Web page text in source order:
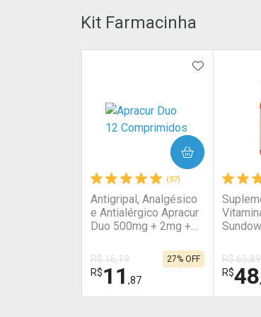
Kit Farmacinha
(37)
Antigripal, Analgésico
e Antialérgico Apracur
Duo 500mg + 2mg +
Revestidos
R$ 16,19
R$11 ,87
27% OFF
ADICIONAR
COMPRAR
R$ 65,89
R$48